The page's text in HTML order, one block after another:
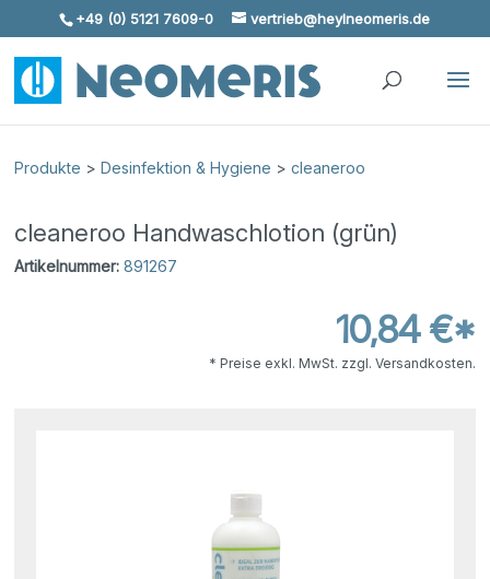
Skip To Content
+49 (0) 5121 7609-0 vertrieb@heylneomeris.de
Produkte >Desinfektion & Hygiene >cleaneroo
cleaneroo Handwaschlotion (grün)
Artikelnummer: 891267
10,84 €*
* Preise exkl. MwSt. zzgl. Versandkosten.